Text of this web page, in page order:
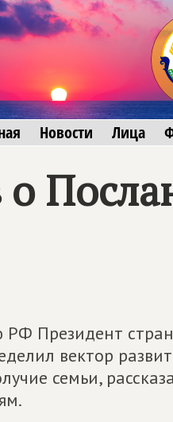
Новости Лица
Президент
вектор
семьи,